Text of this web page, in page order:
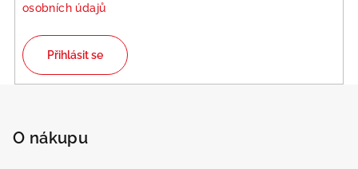
osobních údajů
Přihlásit se
O nákupu